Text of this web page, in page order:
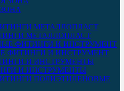
МЕТАЛЛОПЛАСТ
ФИТИНГИ И ИНСТРУМЕНТ
И ИНСТРУМЕНТЫ